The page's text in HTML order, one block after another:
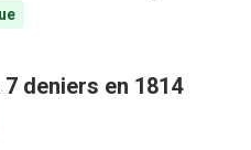
deniers en 1814